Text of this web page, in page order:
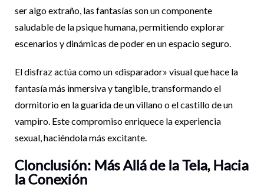
ser algo extraño, las fantasías son un componente
saludable de la psique humana, permitiendo explorar
escenarios y dinámicas de poder en un espacio seguro.
El disfraz actúa como un «disparador» visual que hace la
fantasía más inmersiva y tangible, transformando el
dormitorio en la guarida de un villano o el castillo de un
vampiro. Este compromiso enriquece la experiencia
sexual, haciéndola más excitante.
Clonclusión: Más Allá de la Tela, Hacia
la Conexión